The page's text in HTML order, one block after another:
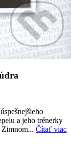
a jeho trénerky
Čítať viac